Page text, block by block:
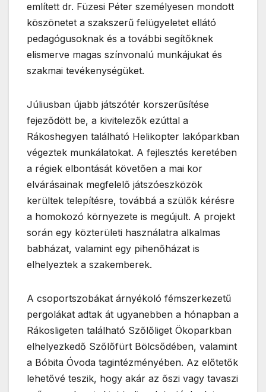
említett dr. Füzesi Péter személyesen mondott
köszönetet a szakszerű felügyeletet ellátó
pedagógusoknak és a további segítőknek
elismerve magas színvonalú munkájukat és
szakmai tevékenységüket.
Júliusban újabb játszótér korszerűsítése
fejeződött be, a kivitelezők ezúttal a
Rákoshegyen található Helikopter lakóparkban
végeztek munkálatokat. A fejlesztés keretében
a régiek elbontását követően a mai kor
elvárásainak megfelelő játszóeszközök
kerültek telepítésre, továbbá a szülők kérésre
a homokozó környezete is megújult. A projekt
során egy közterületi használatra alkalmas
babházat, valamint egy pihenőházat is
elhelyeztek a szakemberek.
A csoportszobákat árnyékoló fémszerkezetű
pergolákat adtak át ugyanebben a hónapban a
Rákosligeten található Szőlőliget Ökoparkban
elhelyezkedő Szőlőfürt Bölcsődében, valamint
a Bóbita Óvoda tagintézményében. Az előtetők
lehetővé teszik, hogy akár az őszi vagy tavaszi